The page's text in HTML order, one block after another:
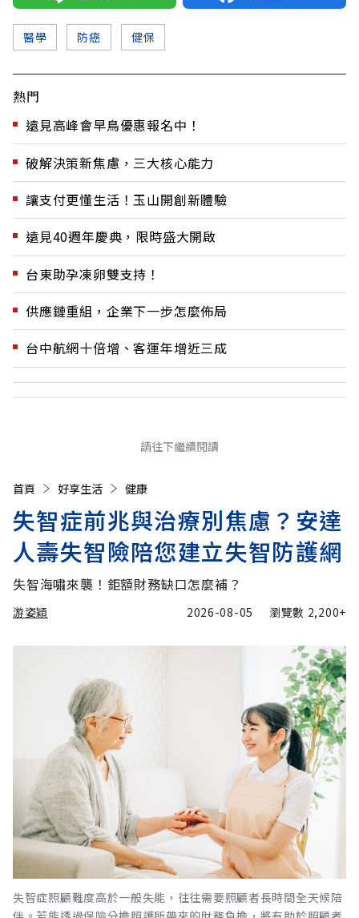
醫學 防癌 健保
熱門
遠見高峰會早鳥優惠報名中！
破解決策新焦慮，三大核心能力
讓支付更懂生活！玉山開創新體驗
遠見40週年慶典，限時盛大開啟
台東助孕凍卵雙支持！
供應鏈重組，企業下一步怎麼佈局
台中航網十倍增、客運年增近三成
請往下繼續閱讀
首頁 好享生活 健康
失智症前兆與治療別焦慮？安達
人壽失智險陪您建立失智防護網
失智海嘯來襲！鉅額財務缺口怎麼補？
游姿穎 2026-08-05 瀏覽數 2,200+
失智症照顧難度高於一般失能，往往需要照顧者長時間全天候陪